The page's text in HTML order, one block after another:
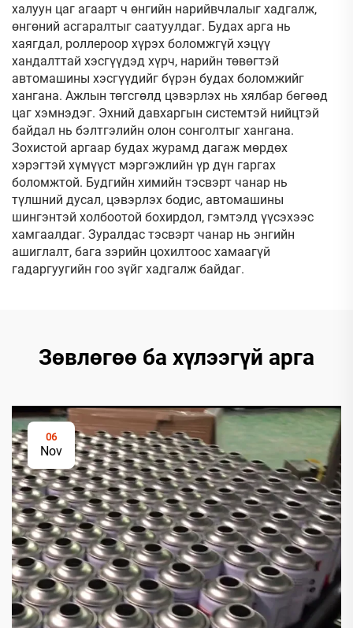
халуун цаг агаарт ч өнгийн нарийвчлалыг хадгалж,
өнгөний асгаралтыг саатуулдаг. Будах арга нь
хаягдал, роллероор хүрэх боломжгүй хэцүү
хандалттай хэсгүүдэд хүрч, нарийн төвөгтэй
автомашины хэсгүүдийг бүрэн будах боломжийг
хангана. Ажлын төгсгөлд цэвэрлэх нь хялбар бөгөөд
цаг хэмнэдэг. Эхний давхаргын системтэй нийцтэй
байдал нь бэлтгэлийн олон сонголтыг хангана.
Зохистой аргаар будах журамд дагаж мөрдөх
хэрэгтэй хүмүүст мэргэжлийн үр дүн гаргах
боломжтой. Будгийн химийн тэсвэрт чанар нь
түлшний дусал, цэвэрлэх бодис, автомашины
шингэнтэй холбоотой бохирдол, гэмтэлд үүсэхээс
хамгаалдаг. Зуралдас тэсвэрт чанар нь энгийн
ашиглалт, бага зэрийн цохилтоос хамаагүй
гадаргуугийн гоо зүйг хадгалж байдаг.
Зөвлөгөө ба хүлээгүй арга
06
Nov